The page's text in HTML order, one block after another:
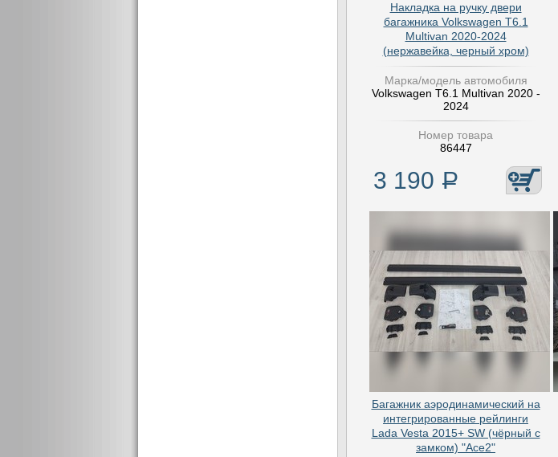
Накладка на ручку двери
багажника Volkswagen T6.1
Multivan 2020-2024
(нержавейка, черный хром)
Марка/модель автомобиля
Volkswagen T6.1 Multivan 2020 -
2024
Номер товара
86447
3 190 Р
Багажник аэродинамический на
интегрированные рейлинги
Lada Vesta 2015+ SW (чёрный с
замком) "Ace2"